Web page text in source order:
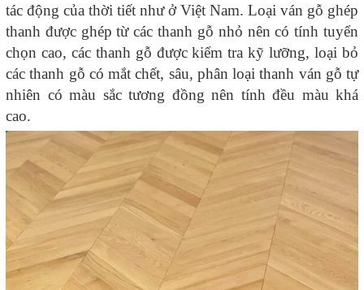
tác động của thời tiết như ở Việt Nam. Loại ván gỗ ghép
thanh được ghép từ các thanh gỗ nhỏ nên có tính tuyển
chọn cao, các thanh gỗ được kiểm tra kỹ lưỡng, loại bỏ
các thanh gỗ có mắt chết, sâu, phân loại thanh ván gỗ tự
nhiên có màu sắc tương đồng nên tính đều màu khá
cao.